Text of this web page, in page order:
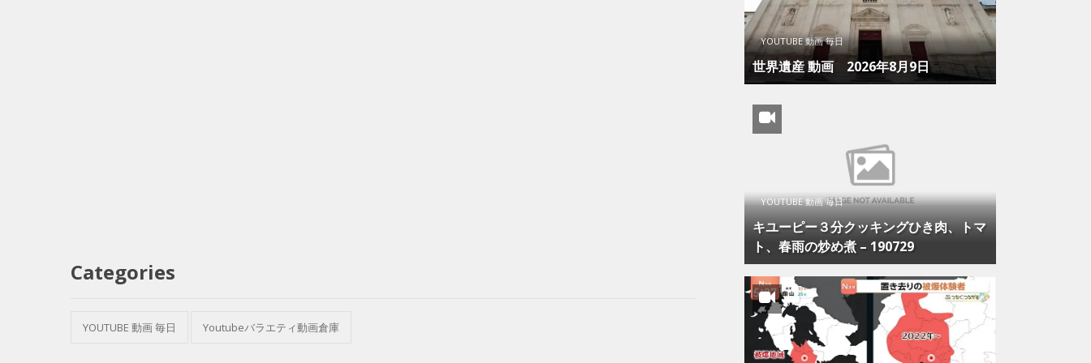
Categories
YOUTUBE 動画 毎日 Youtubeバラエティ動画倉庫
YOUTUBE 動画 毎日
世界遺産 動画 2026年8月9日
YOUTUBE 動画 毎日
キユーピー３分クッキングひき肉、トマ
ト、春雨の炒め煮 – 190729